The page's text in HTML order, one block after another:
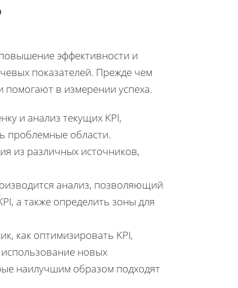
эффективности и
показателей. Прежде чем
помогают в измерении успеха.
и анализ текущих KPI,
проблемные области.
из различных источников,
анализ, позволяющий
а также определить зоны для
как оптимизировать KPI,
новых
наилучшим образом подходят